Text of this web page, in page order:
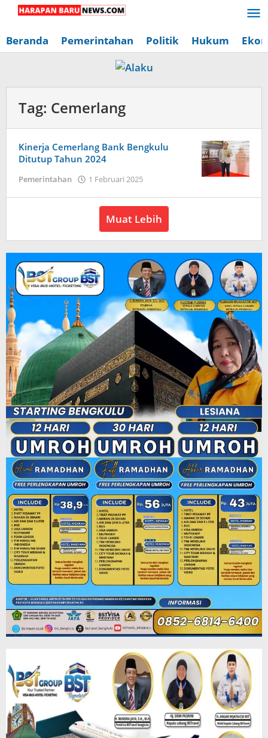
Lewati
konten
Beranda Pemerintahan Politik Hukum
Tag: Cemerlang
Kinerja Cemerlang Bank Bengkulu
Ditutup Tahun 2024
Pemerintahan 1 Februari 2025
Harapan
News
Muat Lebih